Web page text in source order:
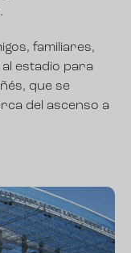
familiares,
estadio para
que se
del ascenso a